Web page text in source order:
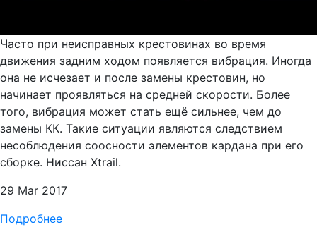
Часто при неисправных крестовинах во время
движения задним ходом появляется вибрация. Иногда
она не исчезает и после замены крестовин, но
начинает проявляться на средней скорости. Более
того, вибрация может стать ещё сильнее, чем до
замены КК. Такие ситуации являются следствием
несоблюдения соосности элементов кардана при его
сборке. Ниссан Xtrail.
29 Mar 2017
Подробнее